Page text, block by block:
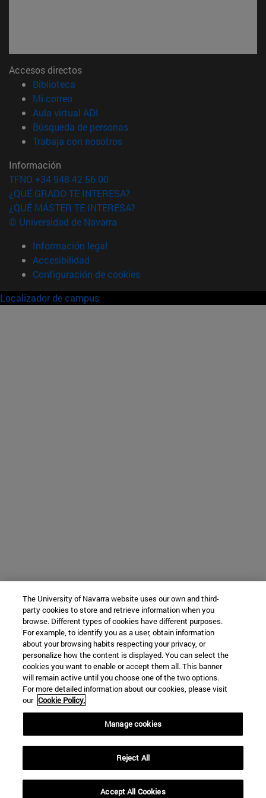
Accesos directos
Biblioteca
Mi correo(abre en nueva ventana)
Aula virtual ADI
Búsqueda de personas(abre en nueva ventana)
Trabaja con nosotros(abre en nueva ventana)
Información
TFNO +34 948 42 56 00
¿QUÉ GRADO TE INTERESA?
¿QUÉ MÁSTER TE INTERESA?
© Universidad de Navarra
Información legal
Accesibilidad
Configuración de cookies
Localizador de campus
The University of Navarra website uses our own and third-
party cookies to store and retrieve information when you
browse. Different types of cookies have different purposes.
For example, to identify you as a user, obtain information
about your browsing habits respecting your privacy, or
personalize how the content is displayed. You can select the
cookies you want to enable or accept them all. This banner
will remain active until you choose one of the two options.
For more detailed information about our cookies, please visit
our Cookie Policy.
Manage cookies
Reject All
Accept All Cookies